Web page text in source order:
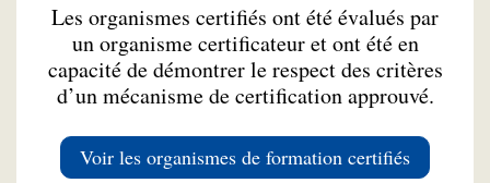
Les organismes certifiés ont été évalués par
un organisme certificateur et ont été en
capacité de démontrer le respect des critères
d’un mécanisme de certification approuvé.
Voir les organismes de formation certifiés